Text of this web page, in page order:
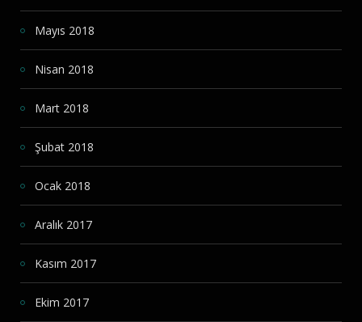
Mayıs 2018
Nisan 2018
Mart 2018
Şubat 2018
Ocak 2018
Aralık 2017
Kasım 2017
Ekim 2017